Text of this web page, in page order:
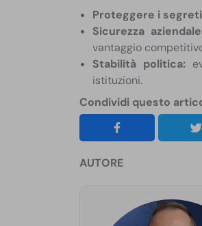
Proteggere i
Sicurezza
vantaggio
Stabilità politica:
istituzioni.
Condividi questo
AUTORE